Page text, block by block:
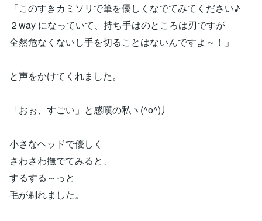
「このすきカミソリで筆を優しくなでてみてください♪
２way になっていて、持ち手はのところは刃ですが
全然危なくないし手を切ることはないんですよ～！」
と声をかけてくれました。
「おぉ、すごい」と感嘆の私ヽ(^o^)丿
小さなヘッドで優しく
さわさわ撫でてみると、
するする～っと
毛が剃れました。